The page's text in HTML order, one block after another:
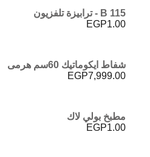
B 115 - ترابيزة تلفزيون
EGP1.00
شفاط ايكوماتيك 60سم هرمى
EGP7,999.00
مطبخ بولي لاك
EGP1.00